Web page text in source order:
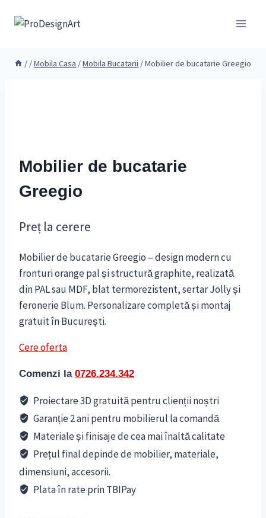
/ /Mobila Casa /Mobila Bucatarii /Mobilier de bucatarie Greegio
Mobilier de bucatarie
Greegio
Preț la cerere
Mobilier de bucatarie Greegio – design modern cu
fronturi orange pal și structură graphite, realizată
din PAL sau MDF, blat termorezistent, sertar Jolly și
feronerie Blum. Personalizare completă și montaj
gratuit în București.
Cere oferta
Comenzi la 0726.234.342
Proiectare 3D gratuită pentru clienții noștri
Garanție 2 ani pentru mobilierul la comandă
Materiale și finisaje de cea mai înaltă calitate
Prețul final depinde de mobilier, materiale,
dimensiuni, accesorii.
Plata în rate prin TBIPay